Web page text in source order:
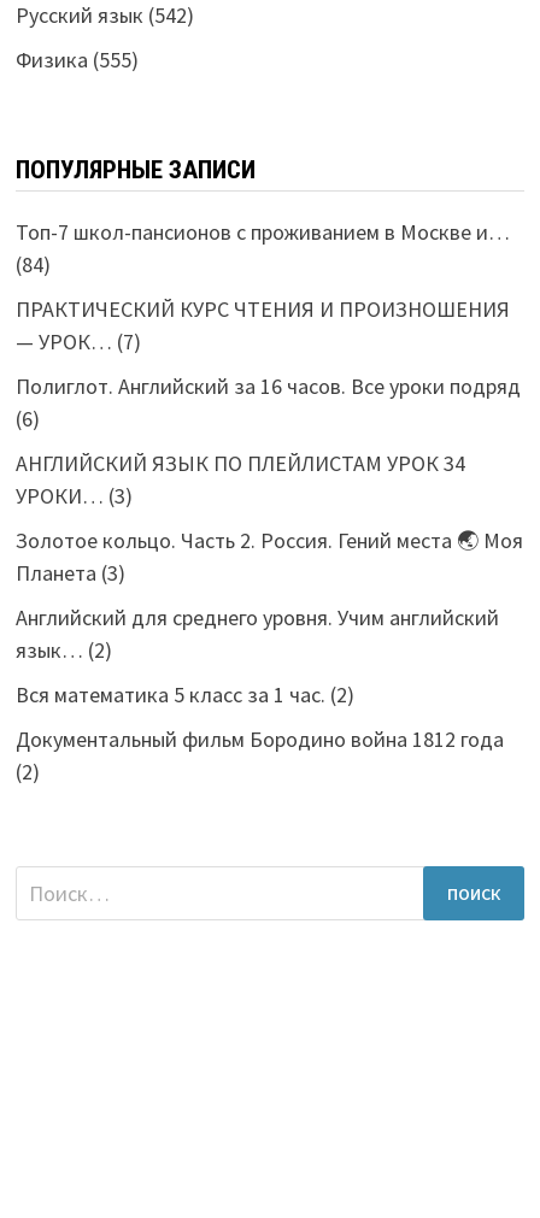
Русский язык (542)
Физика (555)
ПОПУЛЯРНЫЕ ЗАПИСИ
Топ-7 школ-пансионов с проживанием в Москве и…
(84)
ПРАКТИЧЕСКИЙ КУРС ЧТЕНИЯ И ПРОИЗНОШЕНИЯ
— УРОК… (7)
Полиглот. Английский за 16 часов. Все уроки подряд
(6)
АНГЛИЙСКИЙ ЯЗЫК ПО ПЛЕЙЛИСТАМ УРОК 34
УРОКИ… (3)
Золотое кольцо. Часть 2. Россия. Гений места 🌏 Моя
Планета (3)
Английский для среднего уровня. Учим английский
язык… (2)
Вся математика 5 класс за 1 час. (2)
Документальный фильм Бородино война 1812 года
(2)
Найти: